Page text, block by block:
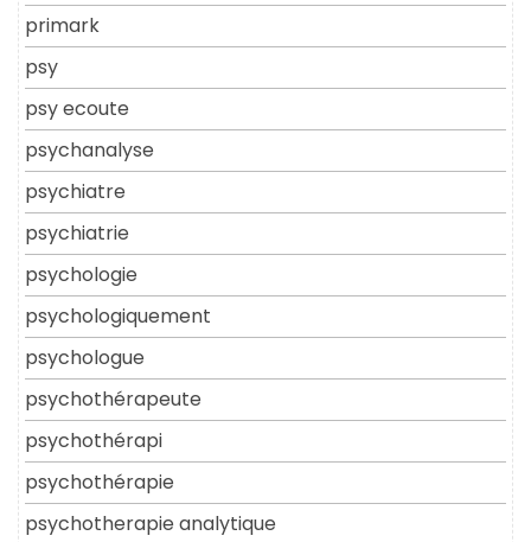
primark
psy
psy ecoute
psychanalyse
psychiatre
psychiatrie
psychologie
psychologiquement
psychologue
psychothérapeute
psychothérapi
psychothérapie
psychotherapie analytique